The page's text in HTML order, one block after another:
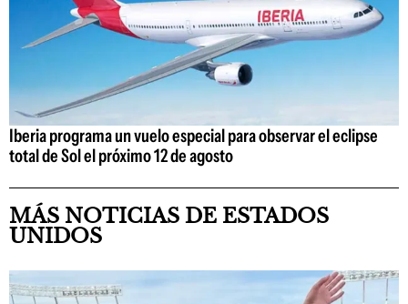
Iberia programa un vuelo especial para observar el eclipse
total de Sol el próximo 12 de agosto
MÁS NOTICIAS DE ESTADOS
UNIDOS